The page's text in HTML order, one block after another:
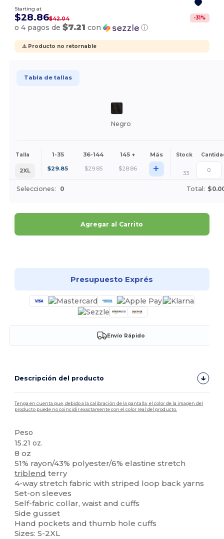
Starting at
$28.86$42.04 -31 %
o 4 pagos de$7.21 con ⓘ
⚠️ Producto no retornable
Tabla de tallas
Negro
Talla 1-35 36-144 145 + Más Stock
2XL $29.85 $29.85 $28.86 + 33
Selecciones: 0 Total:
Agregar al Carrito
Presupuesto Exprés
Envío Rápido
Descripción del producto
Tenga en cuenta que, debido a la calibración de la pantalla, el color de la imagen del
producto puede no coincidir exactamente con el color real del producto.
Peso
15.21 oz.
8 oz
51% rayon/43% polyester/6% elastine stretch
triblend terry
4-way stretch fabric with striped loop back yarns
Set-on sleeves
Self-fabric collar, waist and cuffs
Side gusset
Hand pockets and thumb hole cuffs
Sizes: S-2XL